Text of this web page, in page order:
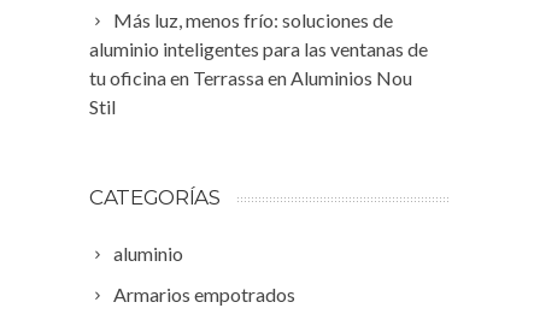
Más luz, menos frío: soluciones de
aluminio inteligentes para las ventanas de
tu oficina en Terrassa en Aluminios Nou
Stil
CATEGORÍAS
aluminio
Armarios empotrados